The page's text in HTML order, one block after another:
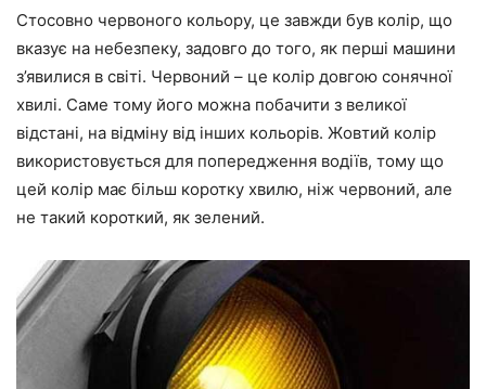
Стосовно червоного кольору, це завжди був колір, що
вказує на небезпеку, задовго до того, як перші машини
з’явилися в світі. Червоний – це колір довгою сонячної
хвилі. Саме тому його можна побачити з великої
відстані, на відміну від інших кольорів. Жовтий колір
використовується для попередження водіїв, тому що
цей колір має більш коротку хвилю, ніж червоний, але
не такий короткий, як зелений.